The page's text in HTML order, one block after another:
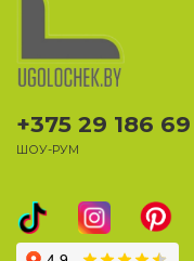
+375 29 186 69
ШОУ-РУМ